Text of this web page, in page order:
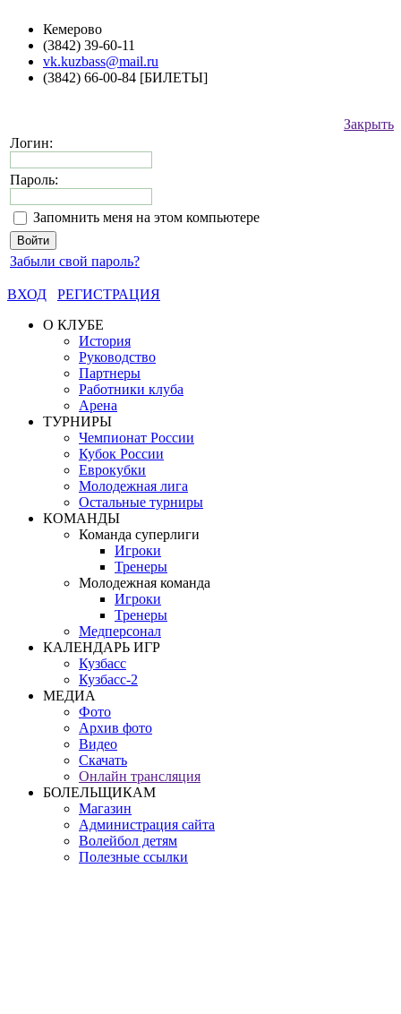
Кемерово
(3842) 39-60-11
vk.kuzbass@mail.ru
(3842) 66-00-84 [БИЛЕТЫ]
Закрыть
Логин:
Пароль:
Запомнить меня на этом компьютере
Забыли свой пароль?
ВХОД
РЕГИСТРАЦИЯ
О КЛУБЕ
История
Руководство
Партнеры
Работники клуба
Арена
ТУРНИРЫ
Чемпионат России
Кубок России
Еврокубки
Молодежная лига
Остальные турниры
КОМАНДЫ
Команда суперлиги
Игроки
Тренеры
Молодежная команда
Игроки
Тренеры
Медперсонал
КАЛЕНДАРЬ ИГР
Кузбасс
Кузбасс-2
МЕДИА
Фото
Архив фото
Видео
Скачать
Онлайн трансляция
БОЛЕЛЬЩИКАМ
Магазин
Администрация сайта
Волейбол детям
Полезные ссылки